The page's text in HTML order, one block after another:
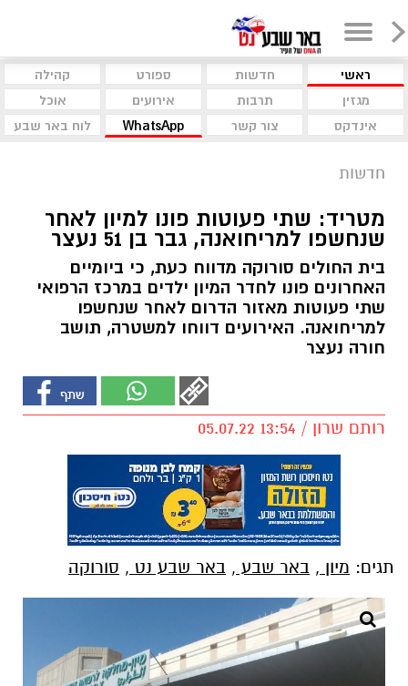
ראשי חדשות ספורט
קהילה
מגזין
תרבות אירועים
אוכל
אינדקס
צור קשר WhatsApp לוח באר שבע
חדשות
מטריד: שתי פעוטות פונו למיון לאחר
שנחשפו למריחואנה, גבר בן 51 נעצר
בית החולים סורוקה מדווח כעת, כי ביומיים
האחרונים פונו לחדר המיון ילדים במרכז הרפואי
שתי פעוטות מאזור הדרום לאחר שנחשפו
למריחואנה. האירועים דווחו למשטרה, תושב
חורה נעצר
רותם שרון / 13:54 05.07.22
תגים: מיון , באר שבע , באר שבע נט , סורוקה